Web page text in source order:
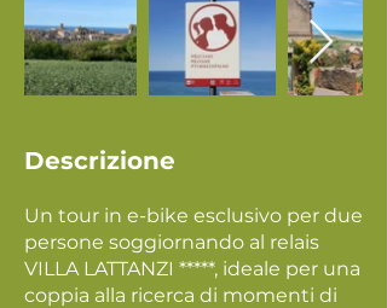
Descrizione
Un tour in e-bike esclusivo per due
persone soggiornando al relais
VILLA LATTANZI *****, ideale per una
coppia alla ricerca di momenti di